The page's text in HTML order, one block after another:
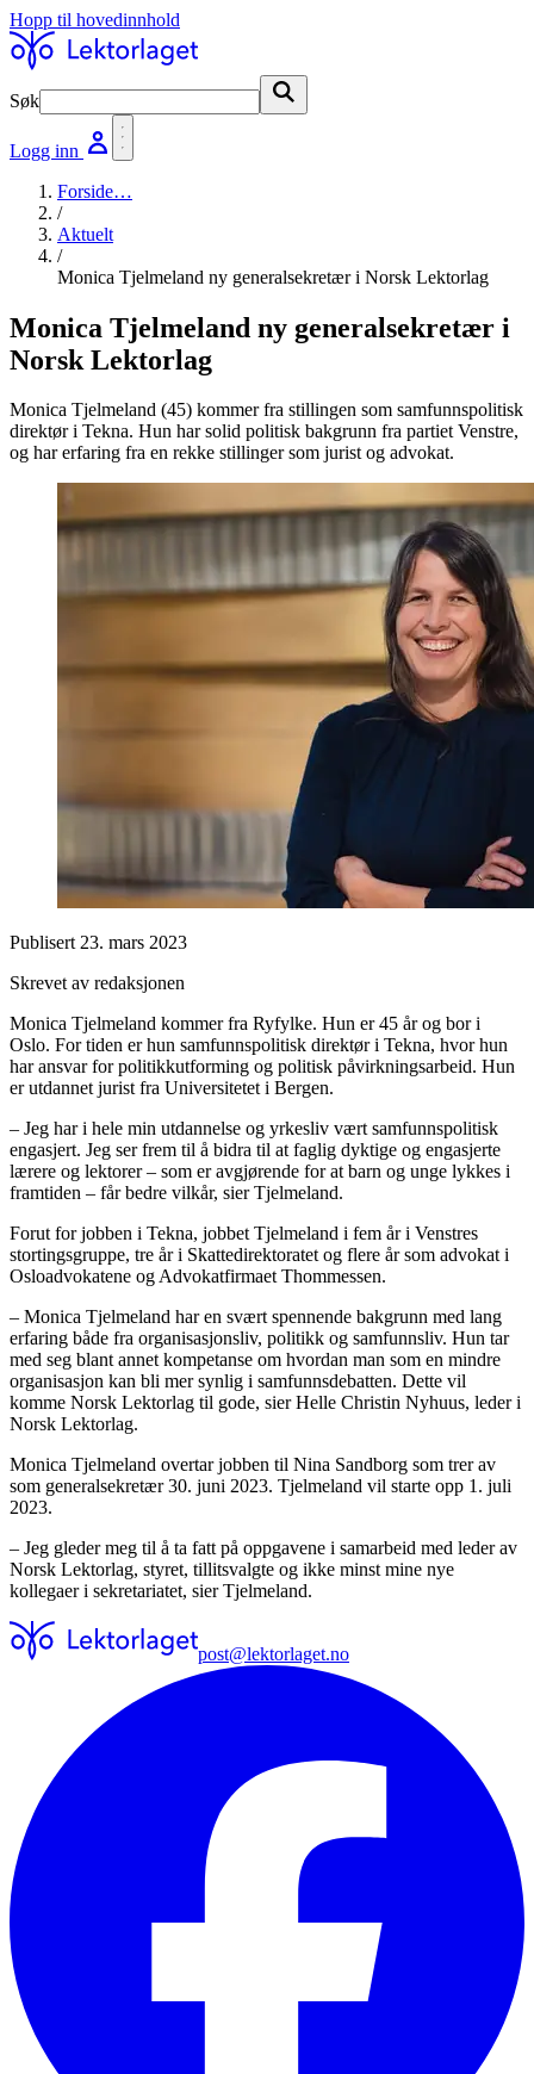
Hopp til hovedinnhold
Søk
Logg inn
Forside…
/
Aktuelt
/
Monica Tjelmeland ny generalsekretær i Norsk Lektorlag
Monica Tjelmeland ny generalsekretær i
Norsk Lektorlag
Monica Tjelmeland (45) kommer fra stillingen som samfunnspolitisk
direktør i Tekna. Hun har solid politisk bakgrunn fra partiet Venstre,
og har erfaring fra en rekke stillinger som jurist og advokat.
Publisert 23. mars 2023
Skrevet av redaksjonen
Monica Tjelmeland kommer fra Ryfylke. Hun er 45 år og bor i
Oslo. For tiden er hun samfunnspolitisk direktør i Tekna, hvor hun
har ansvar for politikkutforming og politisk påvirkningsarbeid. Hun
er utdannet jurist fra Universitetet i Bergen.
– Jeg har i hele min utdannelse og yrkesliv vært samfunnspolitisk
engasjert. Jeg ser frem til å bidra til at faglig dyktige og engasjerte
lærere og lektorer – som er avgjørende for at barn og unge lykkes i
framtiden – får bedre vilkår, sier Tjelmeland.
Forut for jobben i Tekna, jobbet Tjelmeland i fem år i Venstres
stortingsgruppe, tre år i Skattedirektoratet og flere år som advokat i
Osloadvokatene og Advokatfirmaet Thommessen.
– Monica Tjelmeland har en svært spennende bakgrunn med lang
erfaring både fra organisasjonsliv, politikk og samfunnsliv. Hun tar
med seg blant annet kompetanse om hvordan man som en mindre
organisasjon kan bli mer synlig i samfunnsdebatten. Dette vil
komme Norsk Lektorlag til gode, sier Helle Christin Nyhuus, leder i
Norsk Lektorlag.
Monica Tjelmeland overtar jobben til Nina Sandborg som trer av
som generalsekretær 30. juni 2023. Tjelmeland vil starte opp 1. juli
2023.
– Jeg gleder meg til å ta fatt på oppgavene i samarbeid med leder av
Norsk Lektorlag, styret, tillitsvalgte og ikke minst mine nye
kollegaer i sekretariatet, sier Tjelmeland.
post@lektorlaget.no